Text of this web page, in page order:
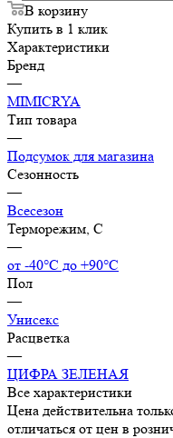
В корзину
Купить в 1 клик
Характеристики
Бренд
—
MIMICRYA
Тип товара
—
Подсумок для магазина
Сезонность
—
Всесезон
Терморежим, C
—
от -40°С до +90°С
Пол
—
Унисекс
Расцветка
—
ЦИФРА ЗЕЛЕНАЯ
Все характеристики
Цена действительна
отличаться от цен в